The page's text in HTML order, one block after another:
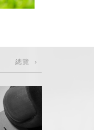
總覽 ›